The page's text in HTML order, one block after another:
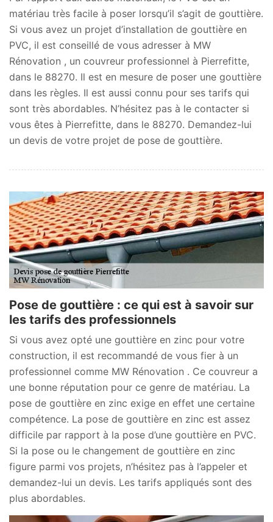
matériau très facile à poser lorsqu’il s’agit de gouttière.
Si vous avez un projet d’installation de gouttière en
PVC, il est conseillé de vous adresser à MW
Rénovation , un couvreur professionnel à Pierrefitte,
dans le 88270. Il est en mesure de poser une gouttière
dans les règles. Il est aussi connu pour ses tarifs qui
sont très abordables. N’hésitez pas à le contacter si
vous êtes à Pierrefitte, dans le 88270. Demandez-lui
un devis de votre projet de pose de gouttière.
Pose de gouttière : ce qui est à savoir sur
les tarifs des professionnels
Si vous avez opté une gouttière en zinc pour votre
construction, il est recommandé de vous fier à un
professionnel comme MW Rénovation . Ce couvreur a
une bonne réputation pour ce genre de matériau. La
pose de gouttière en zinc exige en effet une certaine
compétence. La pose de gouttière en zinc est assez
difficile par rapport à la pose d’une gouttière en PVC.
Si la pose ou le changement de gouttière en zinc
figure parmi vos projets, n’hésitez pas à l’appeler et
demandez-lui un devis. Les tarifs appliqués sont des
plus abordables.